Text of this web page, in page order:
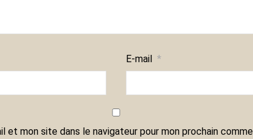
E-mail*
et mon site dans le navigateur pour mon prochain